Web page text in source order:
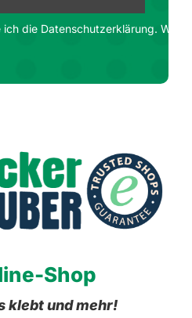
die Datenschutzerklärung. Wir
Shop
klebt und mehr!